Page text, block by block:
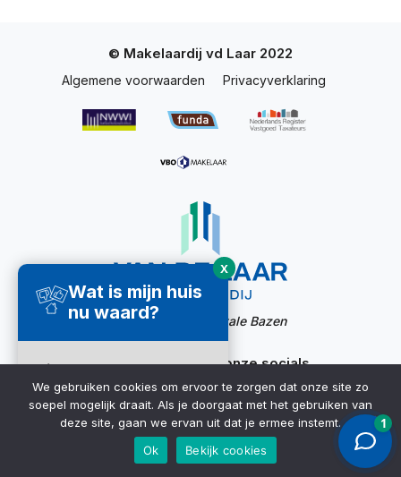
Wat is mijn huis
nu waard?
Direct een
waardecheck
ontvangen ➜
X
© Makelaardij vd Laar 2022
Algemene voorwaarden Privacyverklaring
Website door: Digitale Bazen
Ook bereikbaar via onze socials
We gebruiken cookies om ervoor te zorgen dat onze site zo
soepel mogelijk draait. Als je doorgaat met het gebruiken van
deze site, gaan we ervan uit dat je ermee instemt.
Ok
Bekijk cookies